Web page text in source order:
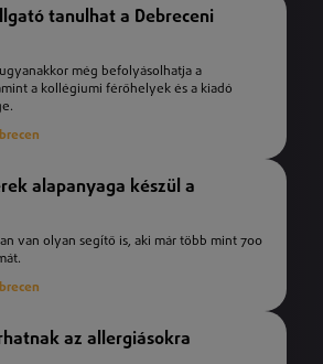
tanulhat a Debreceni
még befolyásolhatja a
a kollégiumi férőhelyek és a kiadó
alapanyaga készül a
van olyan segítő is, aki már több mint 700
az allergiásokra